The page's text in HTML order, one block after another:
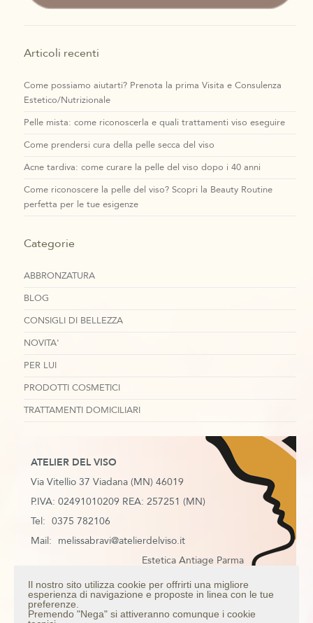
Articoli recenti
Come possiamo aiutarti? Prenota la prima Visita e Consulenza
Estetico/Nutrizionale
Pelle mista: come riconoscerla e quali trattamenti viso eseguire
Come prendersi cura della pelle secca del viso
Acne tardiva: come curare la pelle del viso dopo i 40 anni
Come riconoscere la pelle del viso? Scopri la Beauty Routine
perfetta per le tue esigenze
Categorie
ABBRONZATURA
BLOG
CONSIGLI DI BELLEZZA
NOVITA'
PER LUI
PRODOTTI COSMETICI
TRATTAMENTI DOMICILIARI
ATELIER DEL VISO
Via Vitellio 37 Viadana (MN) 46019
P.IVA: 02491010209 REA: 257251 (MN)
Tel: 0375 782106
Mail: melissabravi@atelierdelviso.it
Estetica Antiage Parma
Estetica Antiage Mantova
Estetica Antiage Colorno
Estetica Antiage Casalmaggiore
Il nostro sito utilizza cookie per offrirti una migliore
esperienza di navigazione e proposte in linea con le tue
preferenze.
Premendo "Nega" si attiveranno comunque i cookie